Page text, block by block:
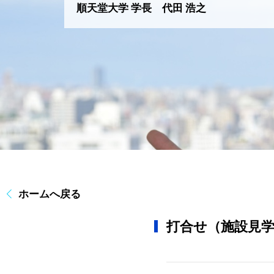
順天堂大学 学長 代田 浩之
ホームへ戻る
打合せ（施設見